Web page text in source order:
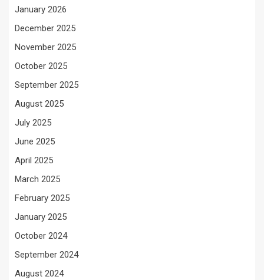
January 2026
December 2025
November 2025
October 2025
September 2025
August 2025
July 2025
June 2025
April 2025
March 2025
February 2025
January 2025
October 2024
September 2024
August 2024